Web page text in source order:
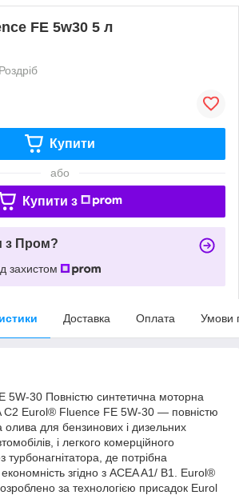
FE 5w30 5 л
Роздріб
Купити
або
Купити з
з Пром?
захистом
Доставка Оплата Умови
5W-30 Повністю синтетична моторна
C2 Eurol® Fluence FE 5W-30 — повністю
для бензинових і дизельних
і легкого комерційного
турбонагнітатора, де потрібна
згідно з ACEA A1/ B1. Eurol®
за технологією присадок Eurol